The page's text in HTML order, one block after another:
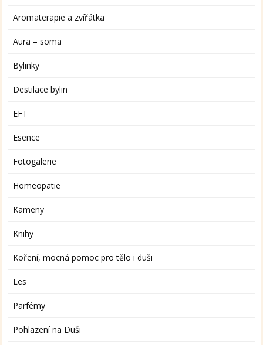
Aromaterapie a zvířátka
Aura – soma
Bylinky
Destilace bylin
EFT
Esence
Fotogalerie
Homeopatie
Kameny
Knihy
Koření, mocná pomoc pro tělo i duši
Les
Parfémy
Pohlazení na Duši